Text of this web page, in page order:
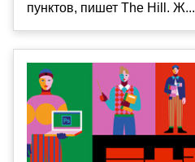
пунктов, пишет The Hill. Ж...